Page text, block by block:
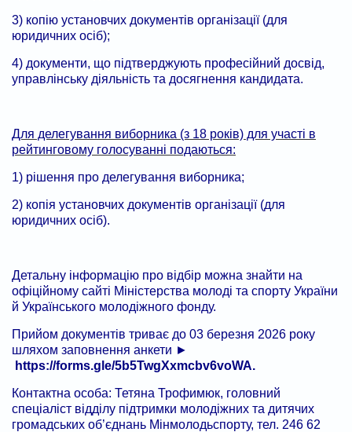
3) копію установчих документів організації (для
юридичних осіб);
4) документи, що підтверджують професійний досвід,
управлінську діяльність та досягнення кандидата.
Для делегування виборника (з 18 років) для участі в
рейтинговому голосуванні подаються:
1) рішення про делегування виборника;
2) копія установчих документів організації (для
юридичних осіб).
Детальну інформацію про відбір можна знайти на
офіційному сайті Міністерства молоді та спорту України
й Українського молодіжного фонду.
Прийом документів триває до 03 березня 2026 року
шляхом заповнення анкети ►
https://forms.gle/5b5TwgXxmcbv6voWA.
Контактна особа: Тетяна Трофимюк, головний
спеціаліст відділу підтримки молодіжних та дитячих
громадських об’єднань Мінмолодьспорту, тел. 246 62